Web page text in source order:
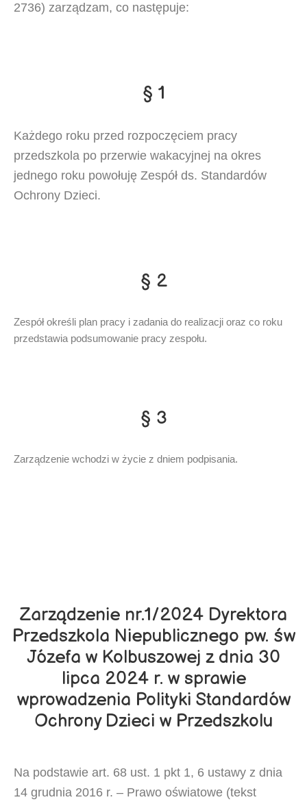
2736) zarządzam, co następuje:
§ 1
Każdego roku przed rozpoczęciem pracy
przedszkola po przerwie wakacyjnej na okres
jednego roku powołuję Zespół ds. Standardów
Ochrony Dzieci.
§ 2
Zespół określi plan pracy i zadania do realizacji oraz co roku
przedstawia podsumowanie pracy zespołu.
§ 3
Zarządzenie wchodzi w życie z dniem podpisania.
Zarządzenie nr.1/2024 Dyrektora
Przedszkola Niepublicznego pw. św
Józefa w Kolbuszowej z dnia 30
lipca 2024 r. w sprawie
wprowadzenia Polityki Standardów
Ochrony Dzieci w Przedszkolu
Na podstawie art. 68 ust. 1 pkt 1, 6 ustawy z dnia
14 grudnia 2016 r. – Prawo oświatowe (tekst